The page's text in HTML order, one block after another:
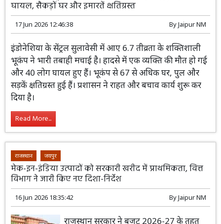
इंडोनेशिया में भूकंप के जोरदार झटके: एक की मौत, 40 अन्य
घायल, सैकड़ों घर और इमारतें क्षतिग्रस्त
17 Jun 2026 12:46:38 ByJaipur NM
इंडोनेशिया के सेंट्रल सुलावेसी में आए 6.7 तीव्रता के शक्तिशाली
भूकंप ने भारी तबाही मचाई है। हादसे में एक व्यक्ति की मौत हो गई
और 40 लोग घायल हुए हैं। भूकंप से 67 से अधिक घर, पुल और
सड़कें क्षतिग्रस्त हुई हैं। प्रशासन ने राहत और बचाव कार्य शुरू कर
दिया है।
Read More...
मेक-इन-इंडिया उत्पादों को सरकारी खरीद में प्राथमिकता, वित्त
विभाग ने जारी किए नए दिशा-निर्देश